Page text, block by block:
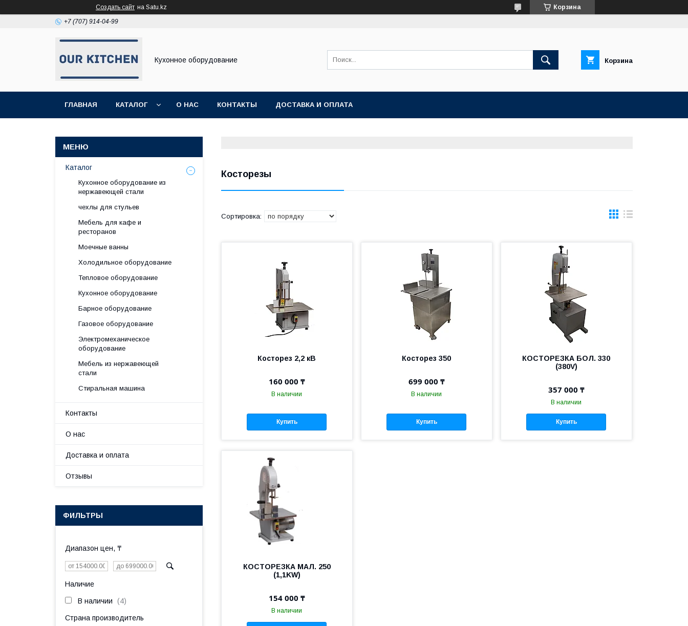
Создать сайт на Satu.kz Корзина
+7 (707) 914-04-99
Кухонное оборудование Корзина
ГЛАВНАЯ КАТАЛОГ О НАС КОНТАКТЫ ДОСТАВКА И ОПЛАТА
Косторезы
Косторез 2,2 кВ
160 000 ₸
В наличии
Купить
Косторез 350
699 000 ₸
В наличии
Купить
КОСТОРЕЗКА БОЛ. 330
(380V)
357 000 ₸
В наличии
Купить
КОСТОРЕЗКА МАЛ. 250
(1,1KW)
154 000 ₸
В наличии
Каталог
Кухонное оборудование из
нержавеющей стали
чехлы для стульев
Мебель для кафе и
ресторанов
Моечные ванны
Холодильное оборудование
Тепловое оборудование
Кухонное оборудование
Барное оборудование
Газовое оборудование
Электромеханическое
оборудование
Мебель из нержавеющей
стали
Стиральная машина
Контакты
О нас
Доставка и оплата
Отзывы
ФИЛЬТРЫ
Диапазон цен, ₸
Наличие
В наличии 4
Страна производитель